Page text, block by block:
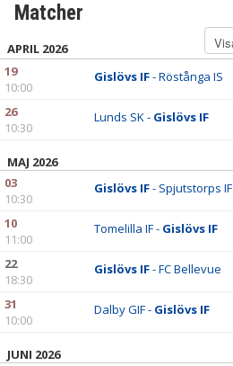
Matcher
APRIL 2026
19
10:00
Gislövs IF- Röstånga IS
26
10:30
Lunds SK - Gislövs IF
MAJ 2026
03
10:30
Gislövs IF- Spjutstorps IF
10
11:00
Tomelilla IF - Gislövs IF
22
18:30
Gislövs IF- FC Bellevue
31
10:00
Dalby GIF - Gislövs IF
JUNI 2026